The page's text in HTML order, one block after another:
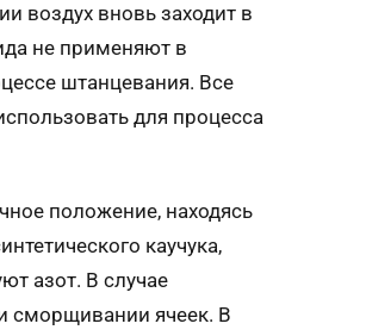
воздух вновь заходит в
не применяют в
штанцевания. Все
для процесса
положение, находясь
каучука,
азот. В случае
сморщивании ячеек. В